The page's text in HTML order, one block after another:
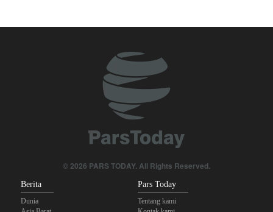
Bantuan Obat-obatan dari 11 Negara untuk Iran di Masa Perang
Dua Sisi Arab Saudi Diserang; 'Pakta Makkah' Hanya Bertahan
Joe Kent: Komunitas Intelijen AS Tahu Iran Tidak Buat Nuklir, Tapi
© 2026 PARS TODAY. All Rights Reserved.
Berita
Dunia
Pars Today
Tentang kami